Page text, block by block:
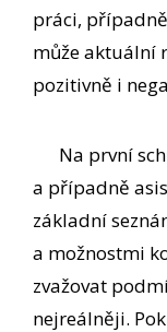
práci,
může aktuální
pozitivně i
Na první
a případně
základní
a možnostmi
zvažovat
nejreálněji.